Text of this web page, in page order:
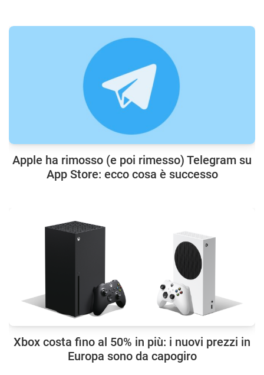
Apple ha rimosso (e poi rimesso) Telegram su
App Store: ecco cosa è successo
Xbox costa fino al 50% in più: i nuovi prezzi in
Europa sono da capogiro